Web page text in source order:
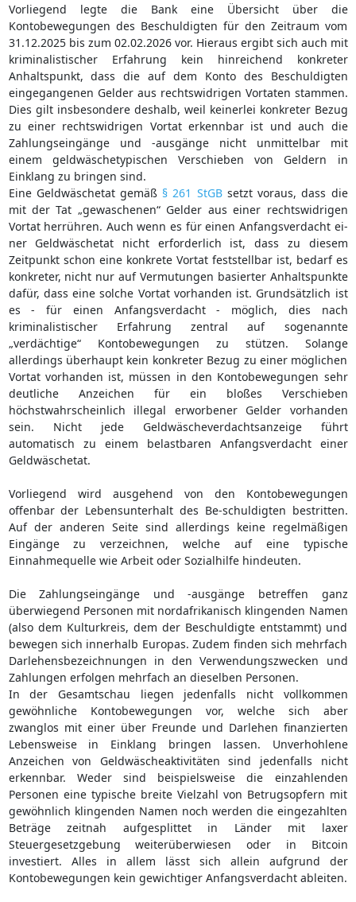
Vorliegend legte die Bank eine Übersicht über die
Kontobewegungen des Beschuldigten für den Zeitraum vom
31.12.2025 bis zum 02.02.2026 vor. Hieraus ergibt sich auch mit
kriminalistischer Erfahrung kein hinreichend konkreter
Anhaltspunkt, dass die auf dem Konto des Beschuldigten
eingegangenen Gelder aus rechtswidrigen Vortaten stammen.
Dies gilt insbesondere deshalb, weil keinerlei konkreter Bezug
zu einer rechtswidrigen Vortat erkennbar ist und auch die
Zahlungseingänge und -ausgänge nicht unmittelbar mit
einem geldwäschetypischen Verschieben von Geldern in
Einklang zu bringen sind.
Eine Geldwäschetat gemäß § 261 StGBsetzt voraus, dass die
mit der Tat „gewaschenen“ Gelder aus einer rechtswidrigen
Vortat herrühren. Auch wenn es für einen Anfangsverdacht ei-
ner Geldwäschetat nicht erforderlich ist, dass zu diesem
Zeitpunkt schon eine konkrete Vortat feststellbar ist, bedarf es
konkreter, nicht nur auf Vermutungen basierter Anhaltspunkte
dafür, dass eine solche Vortat vorhanden ist. Grundsätzlich ist
es - für einen Anfangsverdacht - möglich, dies nach
kriminalistischer Erfahrung zentral auf sogenannte
„verdächtige“ Kontobewegungen zu stützen. Solange
allerdings überhaupt kein konkreter Bezug zu einer möglichen
Vortat vorhanden ist, müssen in den Kontobewegungen sehr
deutliche Anzeichen für ein bloßes Verschieben
höchstwahrscheinlich illegal erworbener Gelder vorhanden
sein. Nicht jede Geldwäscheverdachtsanzeige führt
automatisch zu einem belastbaren Anfangsverdacht einer
Geldwäschetat.
Vorliegend wird ausgehend von den Kontobewegungen
offenbar der Lebensunterhalt des Be-schuldigten bestritten.
Auf der anderen Seite sind allerdings keine regelmäßigen
Eingänge zu verzeichnen, welche auf eine typische
Einnahmequelle wie Arbeit oder Sozialhilfe hindeuten.
Die Zahlungseingänge und -ausgänge betreffen ganz
überwiegend Personen mit nordafrikanisch klingenden Namen
(also dem Kulturkreis, dem der Beschuldigte entstammt) und
bewegen sich innerhalb Europas. Zudem finden sich mehrfach
Darlehensbezeichnungen in den Verwendungszwecken und
Zahlungen erfolgen mehrfach an dieselben Personen.
In der Gesamtschau liegen jedenfalls nicht vollkommen
gewöhnliche Kontobewegungen vor, welche sich aber
zwanglos mit einer über Freunde und Darlehen finanzierten
Lebensweise in Einklang bringen lassen. Unverhohlene
Anzeichen von Geldwäscheaktivitäten sind jedenfalls nicht
erkennbar. Weder sind beispielsweise die einzahlenden
Personen eine typische breite Vielzahl von Betrugsopfern mit
gewöhnlich klingenden Namen noch werden die eingezahlten
Beträge zeitnah aufgesplittet in Länder mit laxer
Steuergesetzgebung weiterüberwiesen oder in Bitcoin
investiert. Alles in allem lässt sich allein aufgrund der
Kontobewegungen kein gewichtiger Anfangsverdacht ableiten.